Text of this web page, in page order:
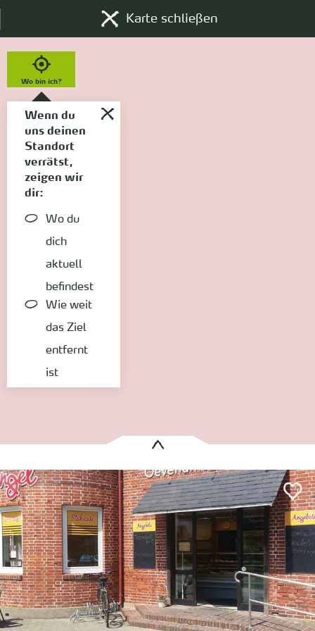
Karte schließen
Wo bin ich?
Wenn du
uns deinen
Standort
verrätst,
zeigen wir
dir:
Wo du
dich
aktuell
befindest
Wie weit
das Ziel
entfernt
ist
Es wurden1 Treffergefunden:
Geschlossen
Oevenumer Backstube in der Waldstraße
Wyk Entfernung anzeigen